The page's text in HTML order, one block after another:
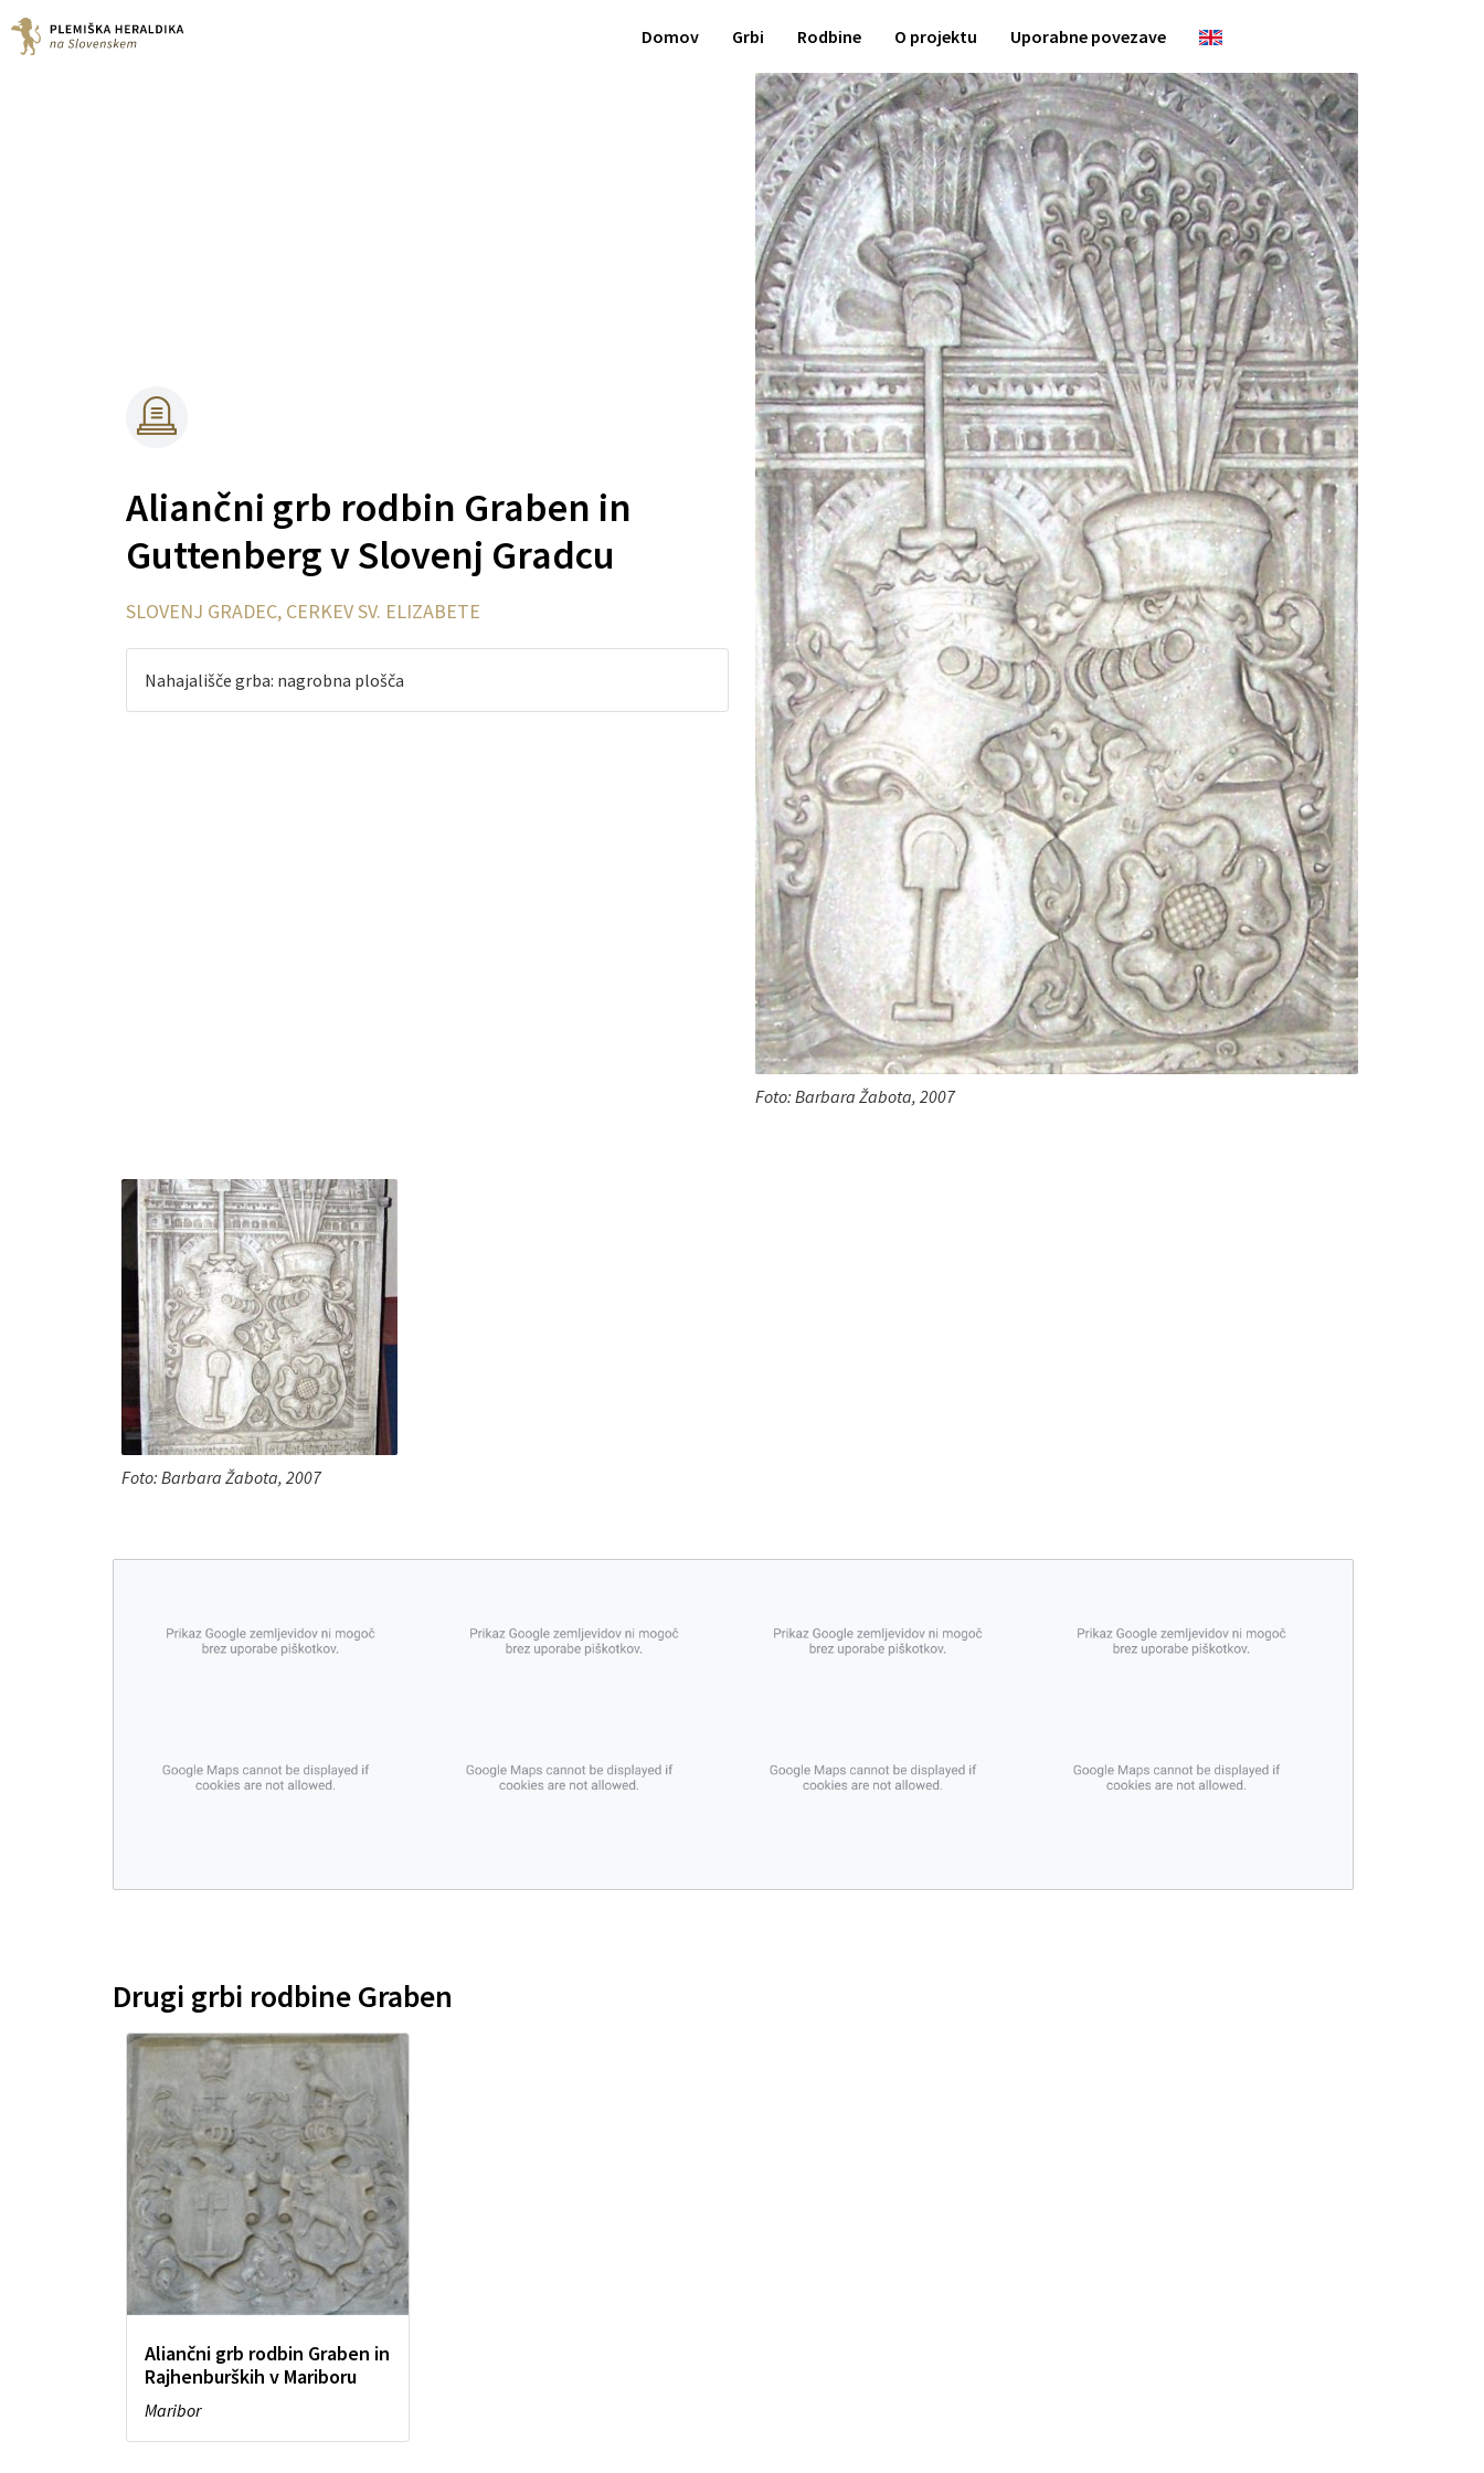
Domov Grbi Rodbine O projektu Uporabne povezave
Aliančni grb rodbin Graben in
Guttenberg v Slovenj Gradcu
SLOVENJ GRADEC, CERKEV SV. ELIZABETE
Nahajališče grba: nagrobna plošča
Foto: Barbara Žabota, 2007
Foto: Barbara Žabota, 2007
Drugi grbi rodbine Graben
Aliančni grb rodbin Graben in
Rajhenburških v Mariboru
Maribor